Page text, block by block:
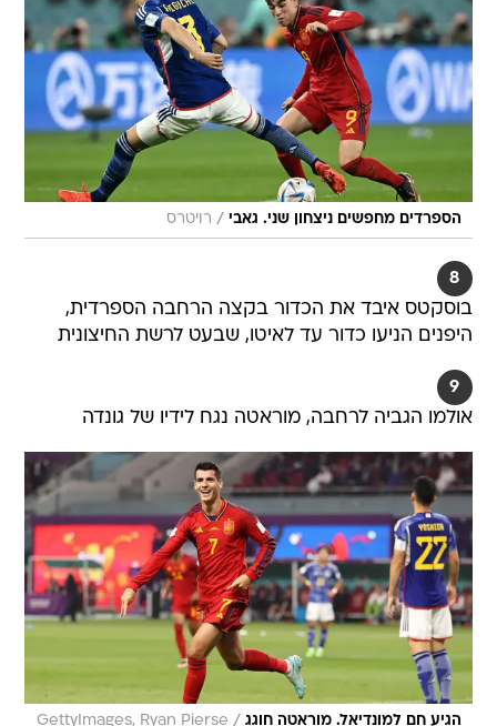
הספרדים מחפשים ניצחון שני. גאבי / רויטרס
8
בוסקטס איבד את הכדור בקצה הרחבה הספרדית,
היפנים הניעו כדור עד לאיטו, שבעט לרשת החיצונית
9
אולמו הגביה לרחבה, מוראטה נגח לידיו של גונדה
הגיע חם למונדיאל. מוראטה חוגג /
GettyImages, Ryan Pierse